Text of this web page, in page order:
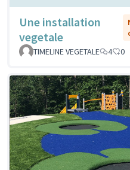
Une installation
vegetale
TIMELINE VEGETALE
4 0